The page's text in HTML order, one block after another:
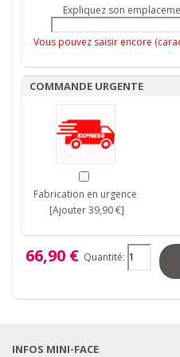
Expliquez son
Vous pouvez saisir encore
COMMANDE URGENTE
Fabrication en urgence
[Ajouter 39,90 €]
66,90 € Quantité:
INFOS MINI-FACE